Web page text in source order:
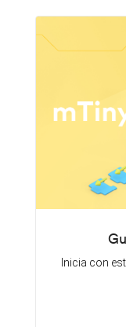
Inicia con